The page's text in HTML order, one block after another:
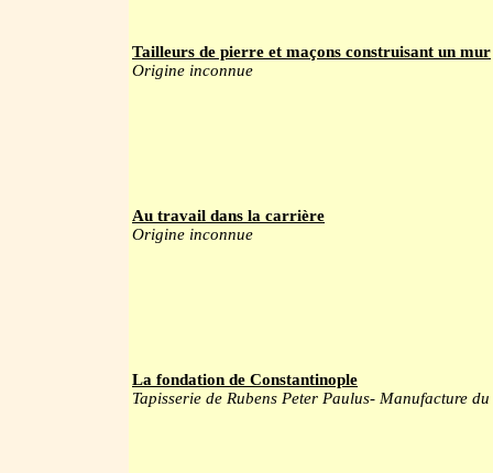
Tailleurs de pierre et maçons construisant un mur
Origine inconnue
Au travail dans la carrière
Origine inconnue
La fondation de Constantinople
Tapisserie de Rubens Peter Paulus- Manufacture